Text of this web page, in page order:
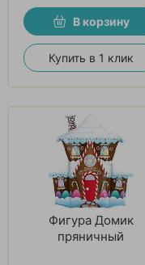
В корзину
Купить в 1 клик
Фигура Домик
пряничный